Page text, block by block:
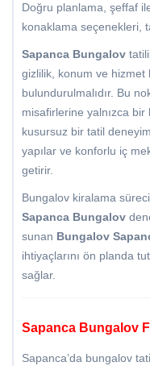
Doğru planlama, şeffaf
konaklama seçenekleri,
Sapanca Bungalov
gizlilik, konum ve
bulundurulmalıdır. Bu
misafirlerine yalnızca
kusursuz bir tatil
yapılar ve konforlu iç
getirir.
Bungalov kiralama
Sapanca Bungalov
sunan Bungalov
ihtiyaçlarını ön planda
sağlar.
Sapanca Bungalov
Sapanca’da bungalov